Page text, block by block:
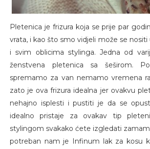
Pletenica je frizura koja se prije par
vrata, i kao što smo vidjeli može se nositi
i svim oblicima stylinga. Jedna od
ženstvena pletenica sa šeširom.
spremamo za van nemamo vremena
zato je ova frizura idealna jer ovakvu
nehajno isplesti i pustiti je da se
idealno pristaje za ovakav tip
stylingom svakako ćete izgledati
potreban nam je Infinum lak za kosu